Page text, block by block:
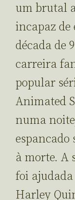
um brutal
incapaz
década de
carreira
popular
Animated
numa
espancado
à morte. A
foi ajudada
Harley